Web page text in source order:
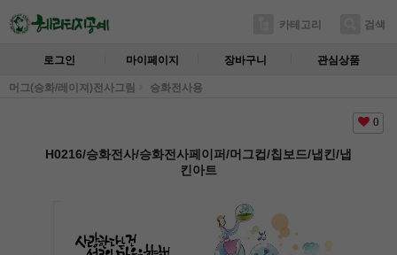
카테고리 검색
로그인 마이페이지 장바구니 관심상품
머그(승화/레이져)전사그림 승화전사용
0
H0216/승화전사/승화전사페이퍼/머그컵/칩보드/냅킨/냅
킨아트